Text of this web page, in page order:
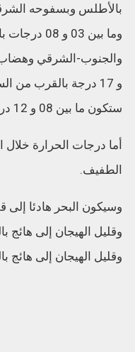
بالأطلس وبسفوحه
وما بين 03
و 17 درجة بالقرب من
ستكون ما بين 08 و 12 درجة بباقي ربوع المملكة.
أما درجات الحرارة
الطفيف.
وسيكون البحر هادئا إلى
وقليل الهيجان إلى هائج
وقليل الهيجان إلى هائج